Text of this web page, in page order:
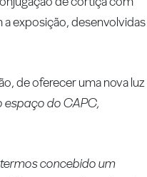
a exposição, desenvolvidas
de oferecer uma nova luz
espaço do CAPC,
concebido um